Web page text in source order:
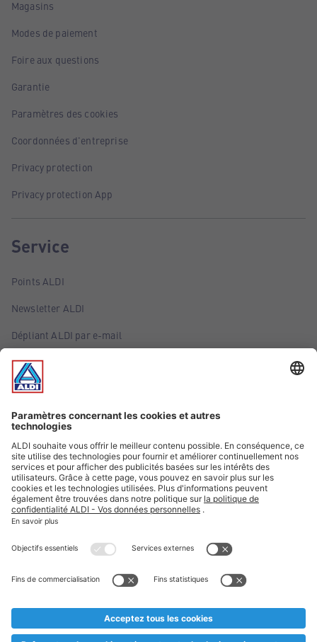
Magasins
Modes de paiement
Foire aux questions
Garantie
Paramètres des cookies
Coordonnées d'entreprise
Privacy protection
Privacy protection App
Service
Points ALDI
Newsletter ALDI
Dépliant ALDI par e-mail
Offres
Infos essentielles
Suivez ALDI Belgique
Textes marqués d'un astérisque et mentions légales
* Nous vendons ces articles temporairement et jusqu'à
au cas où, malgré le planning bien étudié, nous serions
prématurément en rupture de stock. Prix Recupel et TVA incl.
** Sur ce site, l’utilisation de la forme masculine a été adoptée